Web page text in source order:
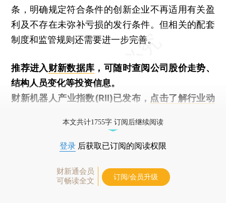
条，明确规定符合条件的创新企业不再适用有关盈
利及不存在未弥补亏损的发行条件。但相关的配套
制度和监管规则还需要进一步完善。
推荐进入财新数据库 ，可随时查阅公司股价走势、
结构人员变化等投资信息。
财新机器人产业指数(RII)已发布， 点击了解行业动
本文共计1755字 订阅后继续阅读
登录 后获取已订阅的阅读权限
财新通会员
可畅读全文
订阅/会员升级